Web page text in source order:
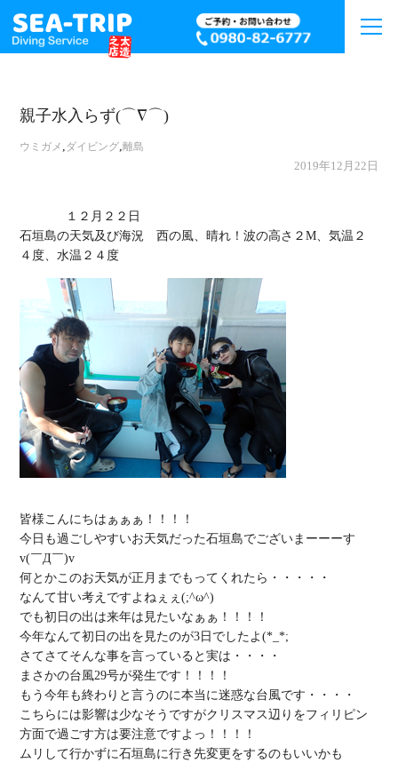
親子水入らず(⌒∇⌒)
ウミガメ ,ダイビング,離島
2019年12月22日
石垣島の天気及び海況　西の風、晴れ！波の高さ２M、気温２
皆様こんにちはぁぁぁ！！！！
今日も過ごしやすいお天気だった石垣島でございまーーーす
v(￣Д￣)v
何とかこのお天気が正月までもってくれたら・・・・・
なんて甘い考えですよねぇぇ(;^ω^)
でも初日の出は来年は見たいなぁぁ！！！！
今年なんて初日の出を見たのが3日でしたよ(*_*;
さてさてそんな事を言っていると実は・・・・
まさかの台風29号が発生です！！！！
もう今年も終わりと言うのに本当に迷惑な台風です・・・・
こちらには影響は少なそうですがクリスマス辺りをフィリピン
方面で過ごす方は要注意ですよっ！！！！
ムリして行かずに石垣島に行き先変更をするのもいいかも